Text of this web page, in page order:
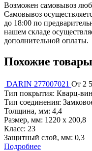
Возможен самовывоз
Самовывоз
до 18:00 по
нашем складе
дополнительной оплаты.
Похожие товары
DARIN 277007021 От 2
Тип покрытия: Кварц-
Тип соединения:
Толщина, мм: 4,4
Размер, мм: 1220 x 200,8
Класс: 23
Защитный слой, мм: 0,3
Подробнее